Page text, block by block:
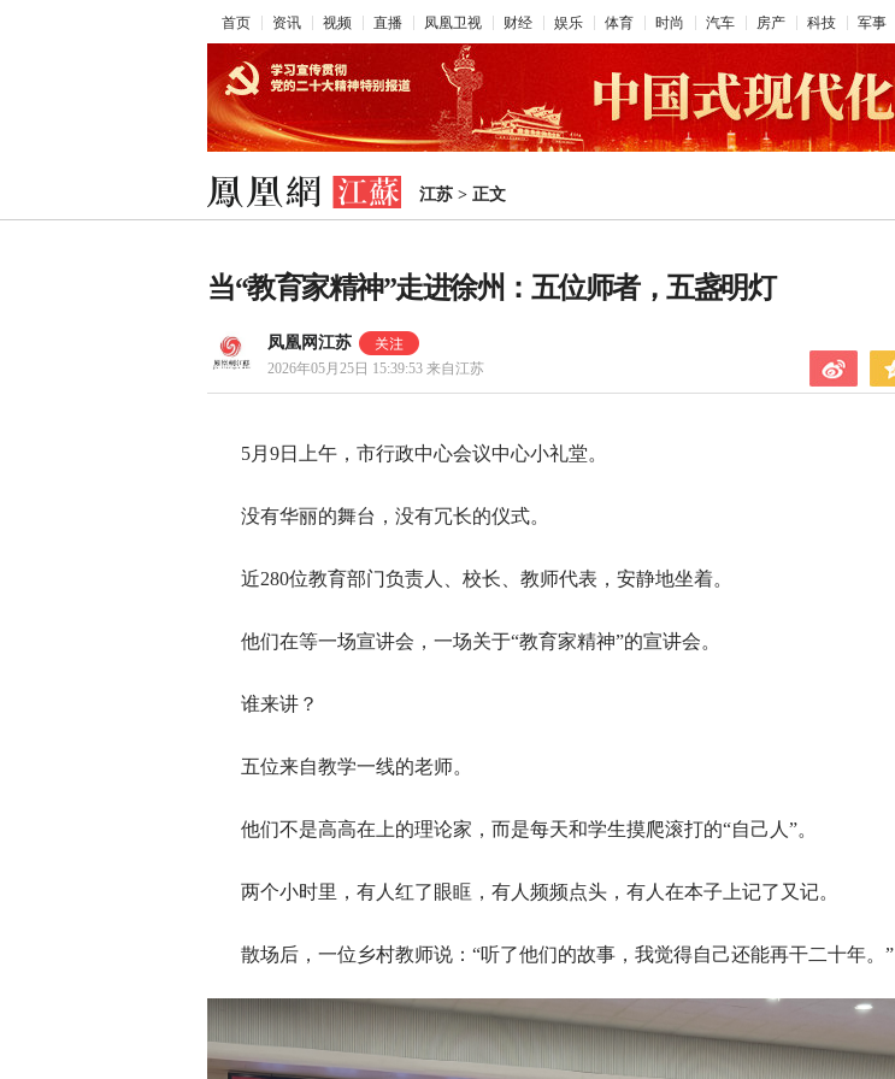
首页 资讯 视频 直播 凤凰卫视 财经 娱乐 体育 时尚 汽车 房产 科技 军事
江苏 > 正文
当“教育家精神”走进徐州：五位师者，五盏明灯
凤凰网江苏
2026年05月25日 15:39:53 来自江苏
5月9日上午，市行政中心会议中心小礼堂。
没有华丽的舞台，没有冗长的仪式。
近280位教育部门负责人、校长、教师代表，安静地坐着。
他们在等一场宣讲会，一场关于“教育家精神”的宣讲会。
谁来讲？
五位来自教学一线的老师。
他们不是高高在上的理论家，而是每天和学生摸爬滚打的“自己人”。
两个小时里，有人红了眼眶，有人频频点头，有人在本子上记了又记。
散场后，一位乡村教师说：“听了他们的故事，我觉得自己还能再干二十年。”